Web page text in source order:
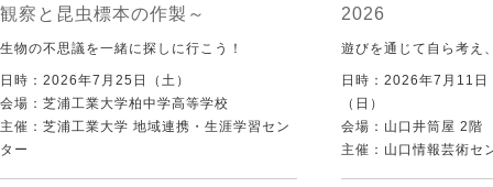
観察と昆虫標本の作製～
生物の不思議を一緒に探しに行こう！
日時：2026年7月25日（土）
会場：芝浦工業大学柏中学高等学校
主催：芝浦工業大学 地域連携・生涯学習セン
ター
2026
遊びを通じて自ら考え
日時：2026年7月11
（日）
会場：山口井筒屋 2階
主催：山口情報芸術セ